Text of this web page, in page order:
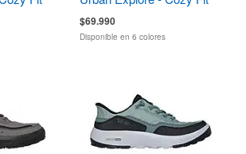
$69.990
Disponible en 6 colores